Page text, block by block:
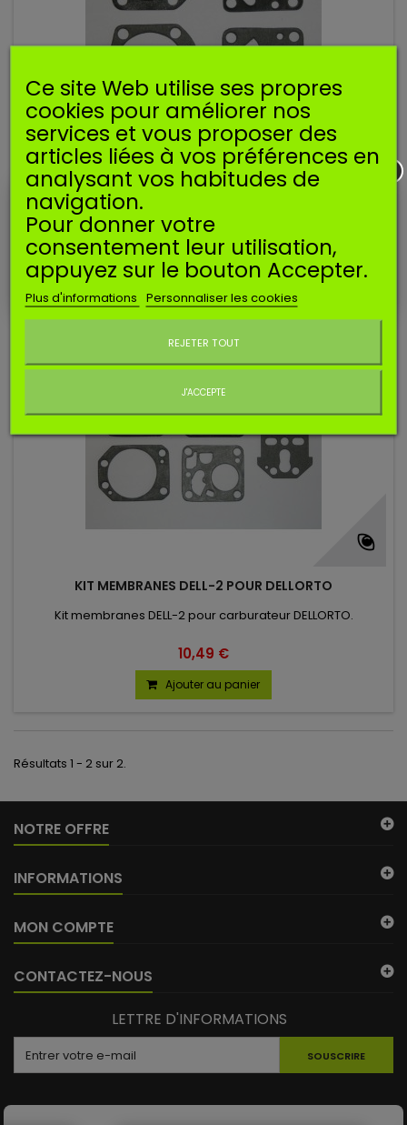
KIT MEMBRANES DELL-1 POUR DELLORTO
Kit membranes DELL-1 pour carburateur DELLORTO.
7,90 €
Ajouter au panier
KIT MEMBRANES DELL-2 POUR DELLORTO
Kit membranes DELL-2 pour carburateur DELLORTO.
10,49 €
Ajouter au panier
Résultats 1 - 2 sur 2.
NOTRE OFFRE
INFORMATIONS
MON COMPTE
CONTACTEZ-NOUS
LETTRE D'INFORMATIONS
SOUSCRIRE
Ce site Web utilise ses propres
cookies pour améliorer nos
services et vous proposer des
articles liées à vos préférences en
analysant vos habitudes de
navigation.
Pour donner votre
consentement leur utilisation,
appuyez sur le bouton Accepter.
Plus d'informations Personnaliser les cookies
REJETER TOUT
J'ACCEPTE